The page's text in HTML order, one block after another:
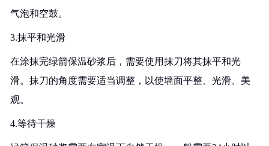
气泡和空鼓。
3.抹平和光滑
在涂抹完绿箭保温砂浆后，需要使用抹刀将其抹平和光
滑。抹刀的角度需要适当调整，以使墙面平整、光滑、美
观。
4.等待干燥